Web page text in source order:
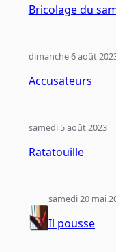
Bricolage du
Accusateurs
dimanche 6 août
Ratatouille
samedi 5 août 2023
Il pousse
samedi 20 mai